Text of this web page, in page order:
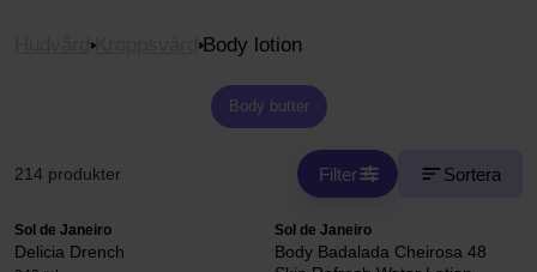
Kroppsvård Body lotion
Body butter
214 produkter Filter Sortera
Sol de Janeiro
Delicia Drench
Sol de Janeiro
Body Badalada Cheirosa 48